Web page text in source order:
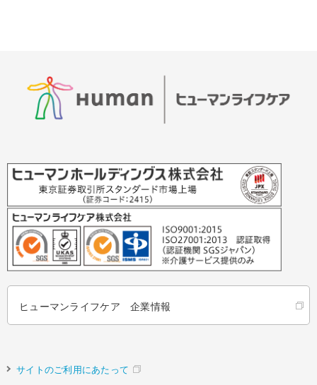
ヒューマンライフケア 企業情報
サイトのご利用にあたって